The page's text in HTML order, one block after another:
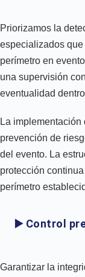
Priorizamos la
especializados
perímetro en
una supervisión
eventualidad
La
prevención de
del evento. La
protección
perímetro
▶️ Control
Garantizar la